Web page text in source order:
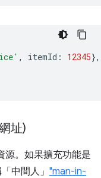
, itemId : 12345},
址)
源。如果擴充功能是
中間人」 "man-in-